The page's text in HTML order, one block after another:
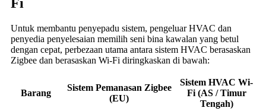
Untuk membantu penyepadu sistem, pengeluar HVAC dan
penyedia penyelesaian memilih seni bina kawalan yang betul
dengan cepat, perbezaan utama antara sistem HVAC berasaskan
Zigbee dan berasaskan Wi-Fi diringkaskan di bawah:
Barang
Sistem Pemanasan Zigbee
(EU)
Sistem HVAC Wi-
Fi (AS / Timur
Tengah)